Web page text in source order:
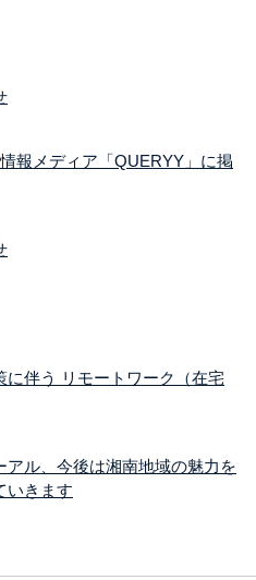
報メディア「QUERYY」に掲
に伴う リモートワーク（在宅
アル、今後は湘南地域の魅力を
いきます